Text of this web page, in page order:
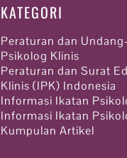
KATEGORI
Peraturan dan
Psikolog Klinis
Peraturan dan Surat
Klinis (IPK) Indonesia
Informasi Ikatan
Informasi Ikatan
Kumpulan Artikel